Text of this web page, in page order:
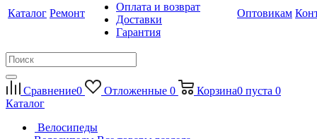
Каталог Ремонт
Оплата и возврат
Доставки
Гарантия
Оптовикам
Сравнение0 Отложенные 0 Корзина0 пуста 0
Каталог
Велосипеды